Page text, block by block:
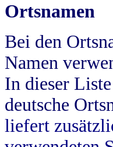
Ortsnamen
Bei den
Namen
In dieser
deutsche
liefert